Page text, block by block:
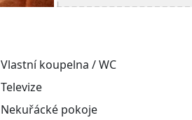
Vlastní koupelna / WC
Televize
Nekuřácké pokoje